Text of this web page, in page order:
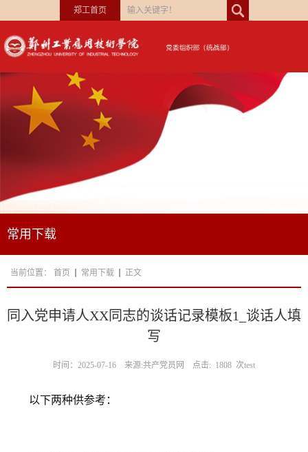
郑工首页
常用下载
当前位置： 首页 常用下载 正文
同入党申请人XX同志的谈话记录模板1_谈话人填
写
时间：2025-07-16 来源:共产党员网 点击: 1808 次test
以下两种供参考：